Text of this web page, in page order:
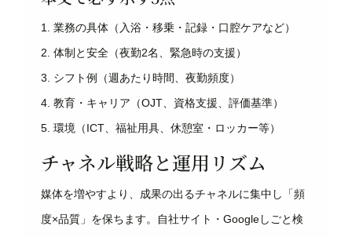
1. 業務の具体（入浴・移乗・記録・口腔ケアなど）
2. 体制と安全（夜勤2名、緊急時の支援）
3. シフト例（週あたり時間、夜勤頻度）
4. 教育・キャリア（OJT、資格支援、評価基準）
5. 環境（ICT、福祉用具、休憩室・ロッカー等）
チャネル戦略と運用リズム
媒体を増やすより、成果の出るチャネルに集中し「頻
度×品質」を保ちます。自社サイト・Googleしごと検